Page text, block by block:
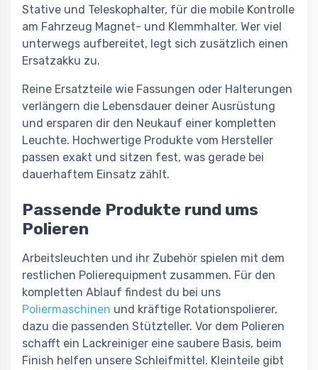
Stative und Teleskophalter, für die mobile Kontrolle
am Fahrzeug Magnet- und Klemmhalter. Wer viel
unterwegs aufbereitet, legt sich zusätzlich einen
Ersatzakku zu.
Reine Ersatzteile wie Fassungen oder Halterungen
verlängern die Lebensdauer deiner Ausrüstung
und ersparen dir den Neukauf einer kompletten
Leuchte. Hochwertige Produkte vom Hersteller
passen exakt und sitzen fest, was gerade bei
dauerhaftem Einsatz zählt.
Passende Produkte rund ums
Polieren
Arbeitsleuchten und ihr Zubehör spielen mit dem
restlichen Polierequipment zusammen. Für den
kompletten Ablauf findest du bei uns
Poliermaschinen und kräftige Rotationspolierer,
dazu die passenden Stützteller. Vor dem Polieren
schafft ein Lackreiniger eine saubere Basis, beim
Finish helfen unsere Schleifmittel. Kleinteile gibt